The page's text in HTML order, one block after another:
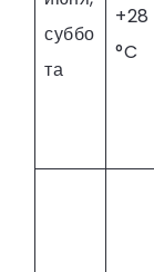
суббо
та
+28
°C